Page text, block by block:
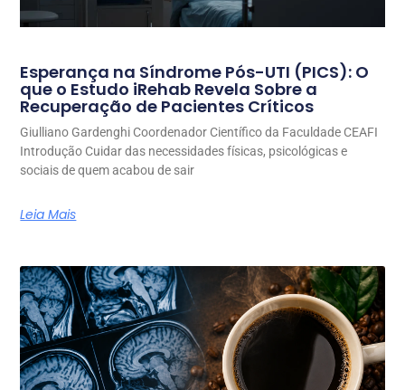
Esperança na Síndrome Pós-UTI (PICS): O
que o Estudo iRehab Revela Sobre a
Recuperação de Pacientes Críticos
Giulliano Gardenghi Coordenador Científico da Faculdade CEAFI
Introdução Cuidar das necessidades físicas, psicológicas e
sociais de quem acabou de sair
Leia Mais